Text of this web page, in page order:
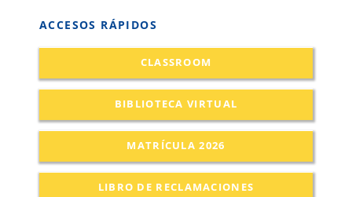
ACCESOS RÁPIDOS
CLASSROOM
BIBLIOTECA VIRTUAL
MATRÍCULA 2026
LIBRO DE RECLAMACIONES